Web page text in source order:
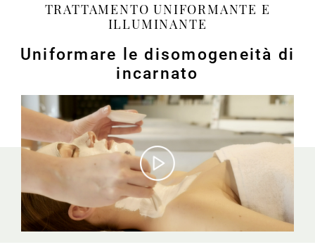
TRATTAMENTO UNIFORMANTE E
ILLUMINANTE
Uniformare le disomogeneità di
incarnato